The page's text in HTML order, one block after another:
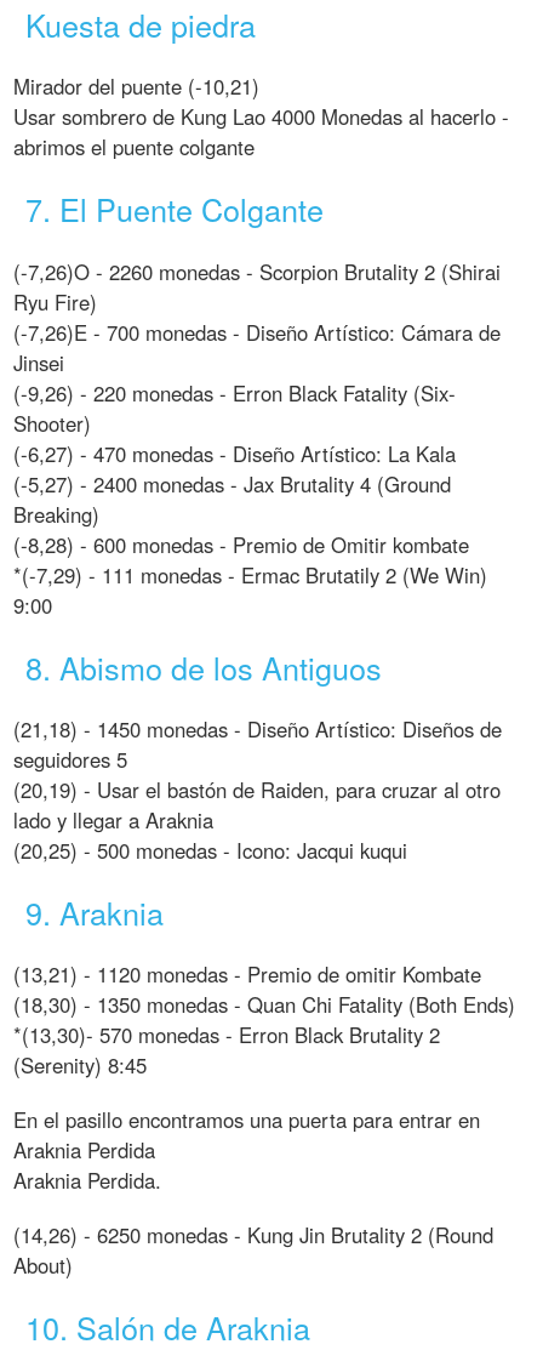
Kuesta de piedra
Mirador del puente (-10,21)
Usar sombrero de Kung Lao 4000 Monedas al hacerlo -
abrimos el puente colgante
7. El Puente Colgante
(-7,26)O - 2260 monedas - Scorpion Brutality 2 (Shirai
Ryu Fire)
(-7,26)E - 700 monedas - Diseño Artístico: Cámara de
Jinsei
(-9,26) - 220 monedas - Erron Black Fatality (Six-
Shooter)
(-6,27) - 470 monedas - Diseño Artístico: La Kala
(-5,27) - 2400 monedas - Jax Brutality 4 (Ground
Breaking)
(-8,28) - 600 monedas - Premio de Omitir kombate
*(-7,29) - 111 monedas - Ermac Brutatily 2 (We Win)
9:00
8. Abismo de los Antiguos
(21,18) - 1450 monedas - Diseño Artístico: Diseños de
seguidores 5
(20,19) - Usar el bastón de Raiden, para cruzar al otro
lado y llegar a Araknia
(20,25) - 500 monedas - Icono: Jacqui kuqui
9. Araknia
(13,21) - 1120 monedas - Premio de omitir Kombate
(18,30) - 1350 monedas - Quan Chi Fatality (Both Ends)
*(13,30)- 570 monedas - Erron Black Brutality 2
(Serenity) 8:45
En el pasillo encontramos una puerta para entrar en
Araknia Perdida
Araknia Perdida.
(14,26) - 6250 monedas - Kung Jin Brutality 2 (Round
About)
10. Salón de Araknia